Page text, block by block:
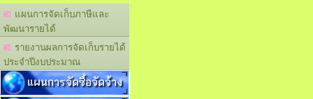
แผนการจัดเก็บภาษีและ
พัฒนารายได้
รายงานผลการจัดเก็บรายได้
ประจำปีงบประมาณ
แผนการจัดซื้อจัดจ้าง